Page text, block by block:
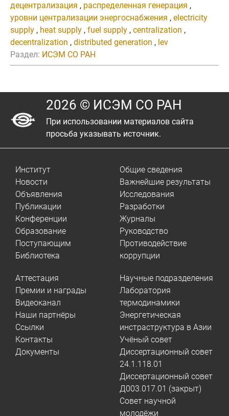
децентрализация , распределенная генерация ,
уровни централизации энергоснабжения , electricity
supply , heat supply , fuel supply , centralization ,
decentralization , distributed generation , lev
Раздел: ИСЭМ СО РАН
2026 © ИСЭМ СО РАН
При использовании материалов сайта
просьба указывать источник.
Институт
Новости
Объявления
Публикации
Конференции
Образование
Поступающим
Библиотека
Общие сведения
Важнейшие результаты
Исследования
Разработки
Журналы
Руководство
Противодействие
коррупции
Аттестация
Премии и награды
Видеоканал
Наши партнёры
Ссылки
Контакты
Документы
Научные подразделения
Лаборатория
термодинамики
Энергетическая
инстраструктура в Азии
Учёный совет
Диссертационный совет
24.1.118.01
Диссертационный совет
Д003.017.01 (закрыт)
Совет научной
молодёжи